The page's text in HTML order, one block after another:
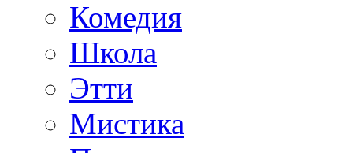
Комедия
Школа
Этти
Мистика